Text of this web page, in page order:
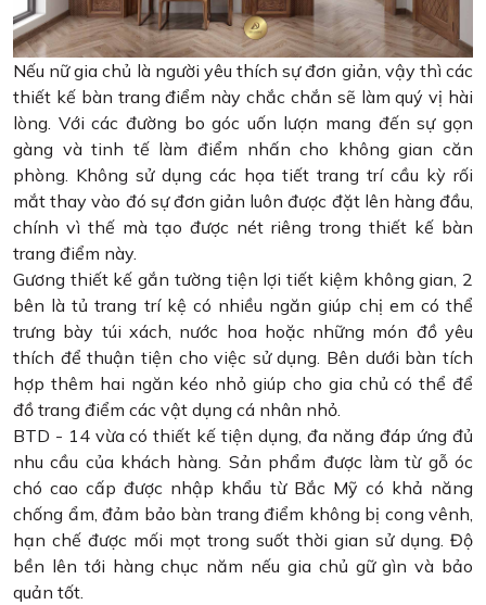
Nếu nữ gia chủ là người yêu thích sự đơn giản, vậy thì các
thiết kế bàn trang điểm này chắc chắn sẽ làm quý vị hài
lòng. Với các đường bo góc uốn lượn mang đến sự gọn
gàng và tinh tế làm điểm nhấn cho không gian căn
phòng. Không sử dụng các họa tiết trang trí cầu kỳ rối
mắt thay vào đó sự đơn giản luôn được đặt lên hàng đầu,
chính vì thế mà tạo được nét riêng trong thiết kế bàn
trang điểm này.
Gương thiết kế gắn tường tiện lợi tiết kiệm không gian, 2
bên là tủ trang trí kệ có nhiều ngăn giúp chị em có thể
trưng bày túi xách, nước hoa hoặc những món đồ yêu
thích để thuận tiện cho việc sử dụng. Bên dưới bàn tích
hợp thêm hai ngăn kéo nhỏ giúp cho gia chủ có thể để
đồ trang điểm các vật dụng cá nhân nhỏ.
BTD - 14 vừa có thiết kế tiện dụng, đa năng đáp ứng đủ
nhu cầu của khách hàng. Sản phẩm được làm từ gỗ óc
chó cao cấp được nhập khẩu từ Bắc Mỹ có khả năng
chống ẩm, đảm bảo bàn trang điểm không bị cong vênh,
hạn chế được mối mọt trong suốt thời gian sử dụng. Độ
bền lên tới hàng chục năm nếu gia chủ gữ gìn và bảo
quản tốt.